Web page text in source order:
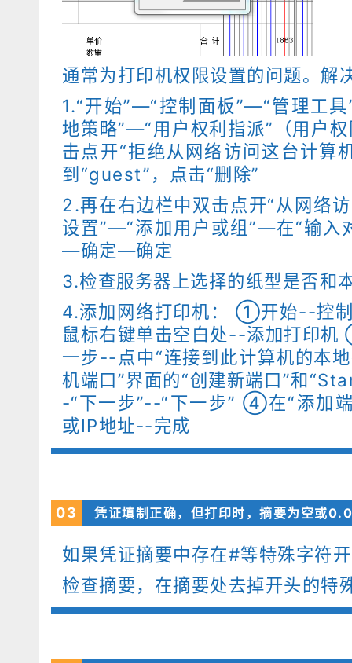
通常为打印机权限设置的问题。解
1.“开始”—“控制面板”—“管理工
地策略”—“用户权利指派”（用户
击点开“拒绝从网络访问这台计算
到“guest”，点击“删除”
2.再在右边栏中双击点开“从网络
设置”—“添加用户或组”—在“输入
—确定—确定
3.检查服务器上选择的纸型是否和
4.添加网络打印机： ①开始--控
鼠标右键单击空白处--添加打印
一步--点中“连接到此计算机的本
机端口”界面的“创建新端口”和
-“下一步”--“下一步” ④在“添加
或IP地址--完成
03 凭证填制正确，但打印时，摘要为空或
如果凭证摘要中存在#等特殊字符
检查摘要，在摘要处去掉开头的特